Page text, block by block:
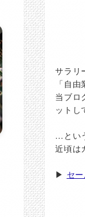
サラリ
「自
当ブロ
ットし
…とい
近頃は
▶ セ